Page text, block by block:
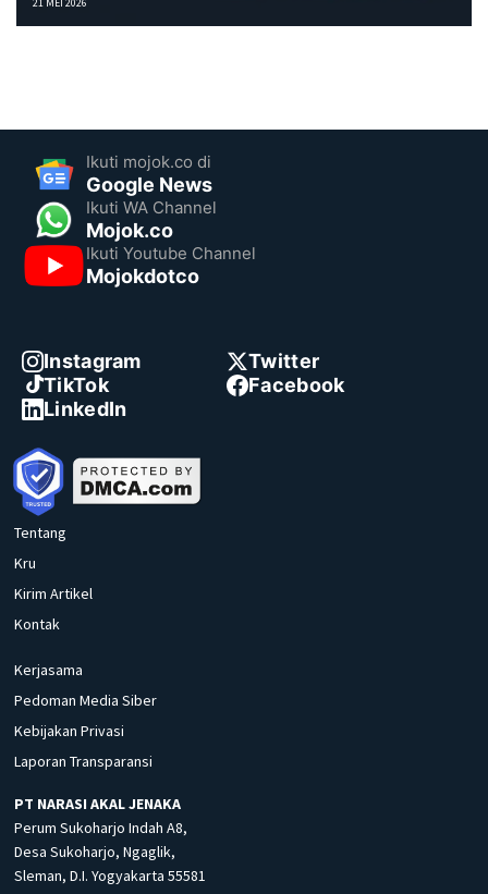
21 MEI 2026
Ikuti mojok.co di
Google News
Ikuti WA Channel
Mojok.co
Ikuti Youtube Channel
Mojokdotco
Instagram
Twitter
TikTok
Facebook
LinkedIn
Tentang
Kru
Kirim Artikel
Kontak
Kerjasama
Pedoman Media Siber
Kebijakan Privasi
Laporan Transparansi
PT NARASI AKAL JENAKA
Perum Sukoharjo Indah A8,
Desa Sukoharjo, Ngaglik,
Sleman, D.I. Yogyakarta 55581